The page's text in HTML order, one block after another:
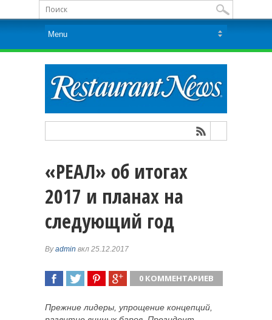
«РЕАЛ» об итогах
2017 и планах на
следующий год
Byadmin вкл 25.12.2017
0 КОММЕНТАРИЕВ
Прежние лидеры, упрощение концепций,